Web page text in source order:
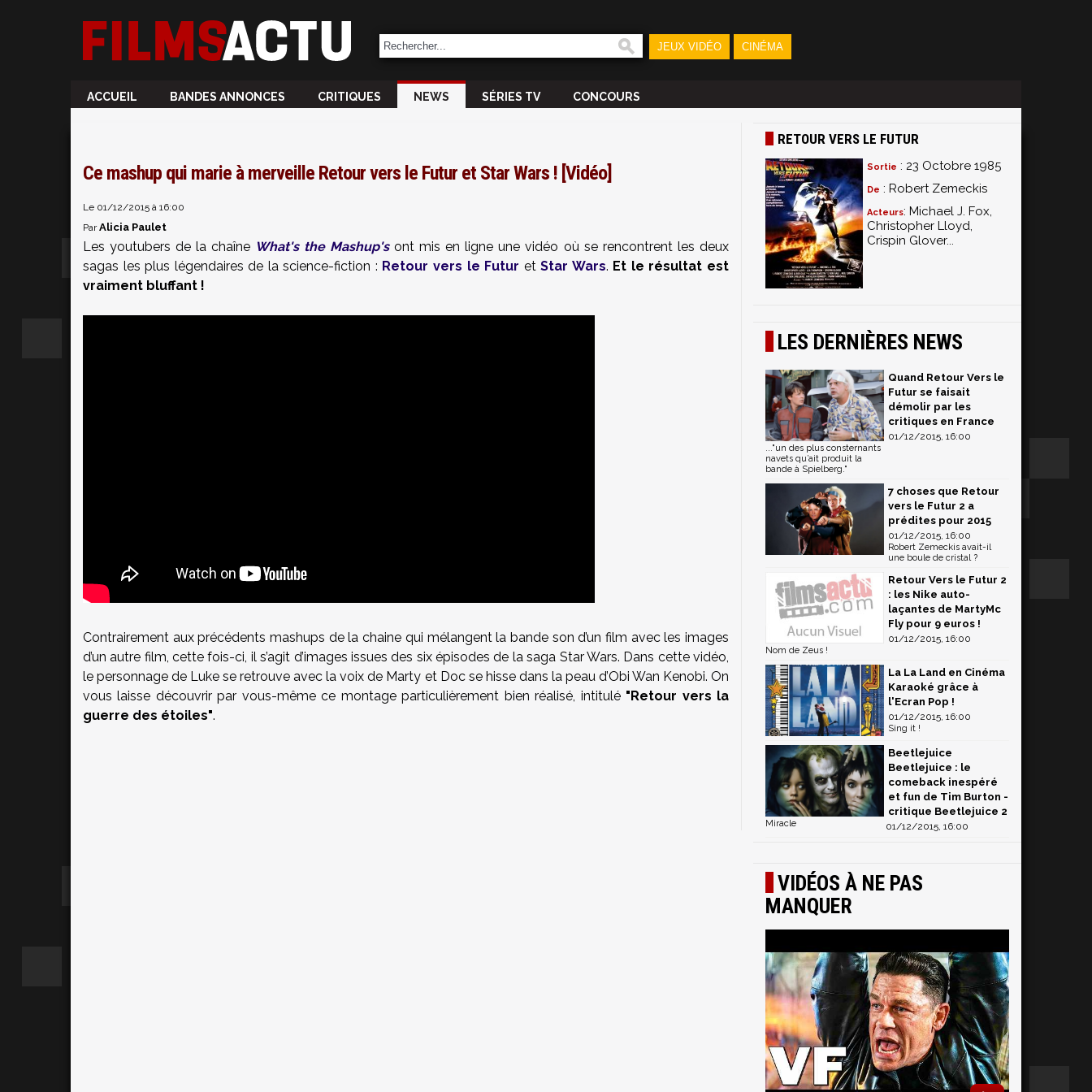
JEUX VIDÉO CINÉMA
ACCUEIL BANDES ANNONCES CRITIQUES NEWS SÉRIES TV CONCOURS
Ce mashup qui marie à merveille Retour vers le Futur et Star Wars ! [Vidéo]
Le 01/12/2015 à 16:00
ParAlicia Paulet
Les youtubers de la chaîne What's the Mashup's ont mis en ligne une vidéo où se rencontrent les deux
sagas les plus légendaires de la science-fiction : Retour vers le Futur etStar Wars. Et le résultat est
vraiment bluffant !
Contrairement aux précédents mashups de la chaine qui mélangent la bande son d’un film avec les images
d’un autre film, cette fois-ci, il s’agit d’images issues des six épisodes de la saga Star Wars. Dans cette vidéo,
le personnage de Luke se retrouve avec la voix de Marty et Doc se hisse dans la peau d’Obi Wan Kenobi. On
vous laisse découvrir par vous-même ce montage particulièrement bien réalisé, intitulé"Retour vers la
guerre des étoiles".
RETOUR VERS LE FUTUR
Sortie : 23 Octobre 1985
De : Robert Zemeckis
Acteurs: Michael J. Fox,
Christopher Lloyd,
Crispin Glover...
LES DERNIÈRES NEWS
Quand Retour Vers le
Futur se faisait
démolir par les
critiques en France
01/12/2015, 16:00
..."un des plus consternants
navets qu’ait produit la
bande à Spielberg."
7 choses que Retour
vers le Futur 2 a
prédites pour 2015
01/12/2015, 16:00
Robert Zemeckis avait-il
une boule de cristal ?
Retour Vers le Futur 2
: les Nike auto-
laçantes de MartyMc
Fly pour 9 euros !
01/12/2015, 16:00
Nom de Zeus !
La La Land en Cinéma
Karaoké grâce à
l'Ecran Pop !
01/12/2015, 16:00
Sing it !
Beetlejuice
Beetlejuice : le
comeback inespéré
et fun de Tim Burton -
critique Beetlejuice 2
01/12/2015, 16:00
Miracle
VIDÉOS À NE PAS
MANQUER